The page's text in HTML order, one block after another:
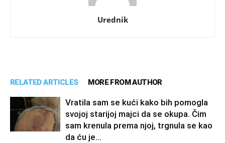
Urednik
RELATED ARTICLES MORE FROM AUTHOR
Vratila sam se kući kako bih pomogla
svojoj starijoj majci da se okupa. Čim
sam krenula prema njoj, trgnula se kao
da ću je...